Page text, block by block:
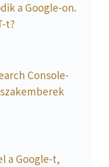
a Google-on.
t?
Console-
a Google-t,